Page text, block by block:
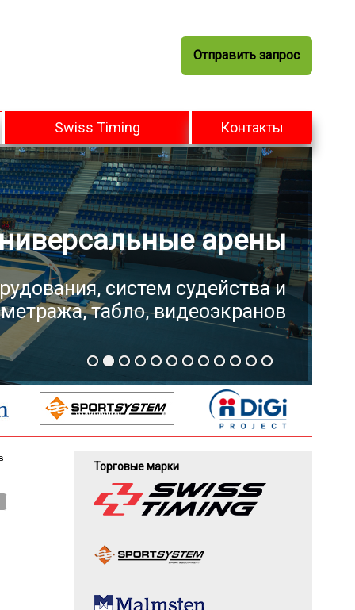
Отправить запрос
Swiss Timing Контакты
арены
систем судейства и
табло, видеоэкранов
Торговые марки